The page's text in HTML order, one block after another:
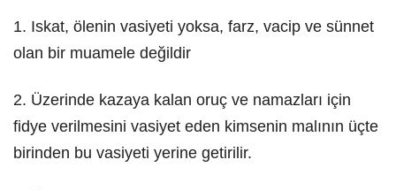
1. Iskat, ölenin vasiyeti yoksa, farz, vacip ve sünnet
olan bir muamele değildir
2. Üzerinde kazaya kalan oruç ve namazları için
fidye verilmesini vasiyet eden kimsenin malının üçte
birinden bu vasiyeti yerine getirilir.